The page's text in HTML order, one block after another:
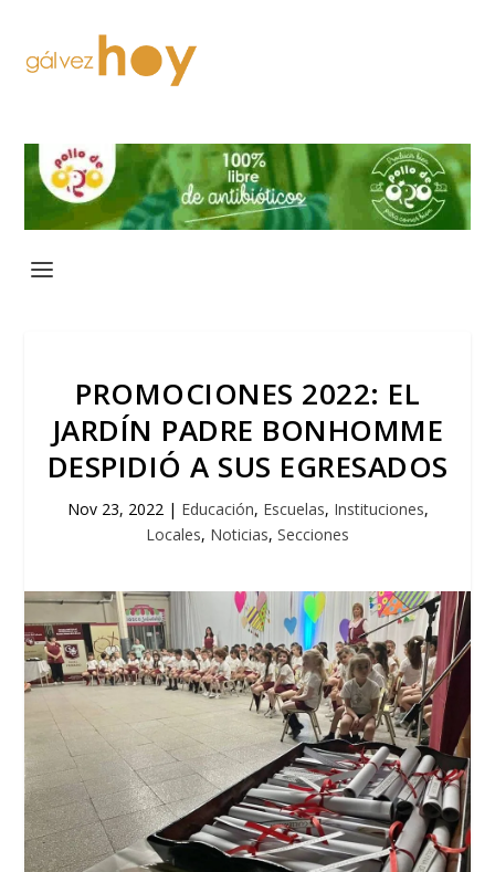
PROMOCIONES 2022: EL
JARDÍN PADRE BONHOMME
DESPIDIÓ A SUS EGRESADOS
Nov 23, 2022 | Educación, Escuelas, Instituciones,
Locales, Noticias, Secciones